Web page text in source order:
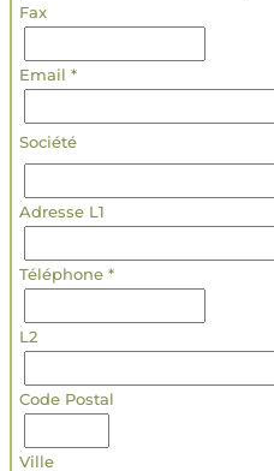
Fax
Email *
Société
Adresse L1
Téléphone *
L2
Code Postal
Ville